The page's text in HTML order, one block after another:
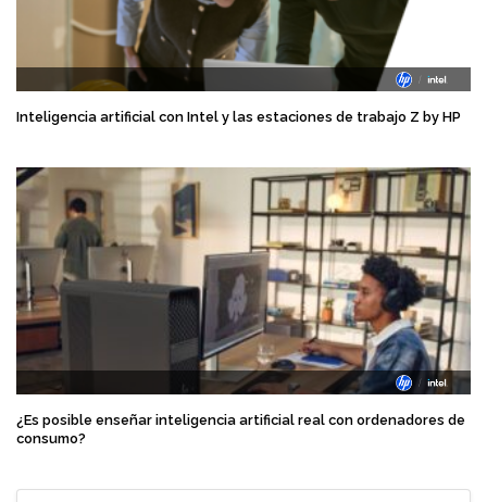
Inteligencia artificial con Intel y las estaciones de trabajo Z by HP
¿Es posible enseñar inteligencia artificial real con ordenadores de
consumo?